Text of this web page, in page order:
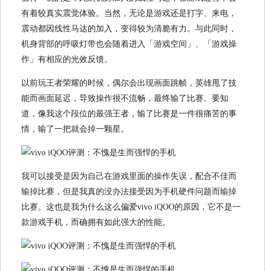
有着较真实震觉体验。当然，无论是游戏还是打字、来电，
震动都因线性马达的加入，变得较为清脆有力。与此同时，
机身背部的呼吸灯带也会随着进入「游戏空间」、「游戏操
作」有相应的光效反馈。
以前玩王者荣耀的时候，偶尔会出现画面跳帧，英雄甩了技
能而画面延迟，导致操作很不流畅，最终输了比赛。要知
道，像我这个段位的最强王者，输了比赛是一件很痛苦的事
情，输了一把就会掉一颗星。
我可以接受是因为自己在游戏里面的操作失误，配合不佳而
输掉比赛，但是我真的没办法接受因为手机硬件问题而输掉
比赛。这也是我为什么这么偏爱vivo iQOO的原因，它不是一
款游戏手机，而确拥有如此强大的性能。